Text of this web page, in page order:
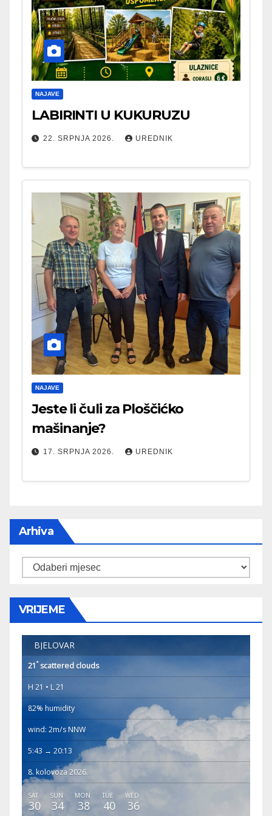
NAJAVE
LABIRINTI U KUKURUZU
22. SRPNJA 2026. UREDNIK
NAJAVE
Jeste li čuli za Ploščićko
mašinanje?
17. SRPNJA 2026. UREDNIK
Arhiva
Arhiva
VRIJEME
BJELOVAR
21°scattered clouds
H 21 • L 21
82% humidity
wind: 2m/s NNW
5:43 → 20:13
8. kolovoza 2026.
SAT
30
SUN
34
MON
38
TUE
40
WED
36